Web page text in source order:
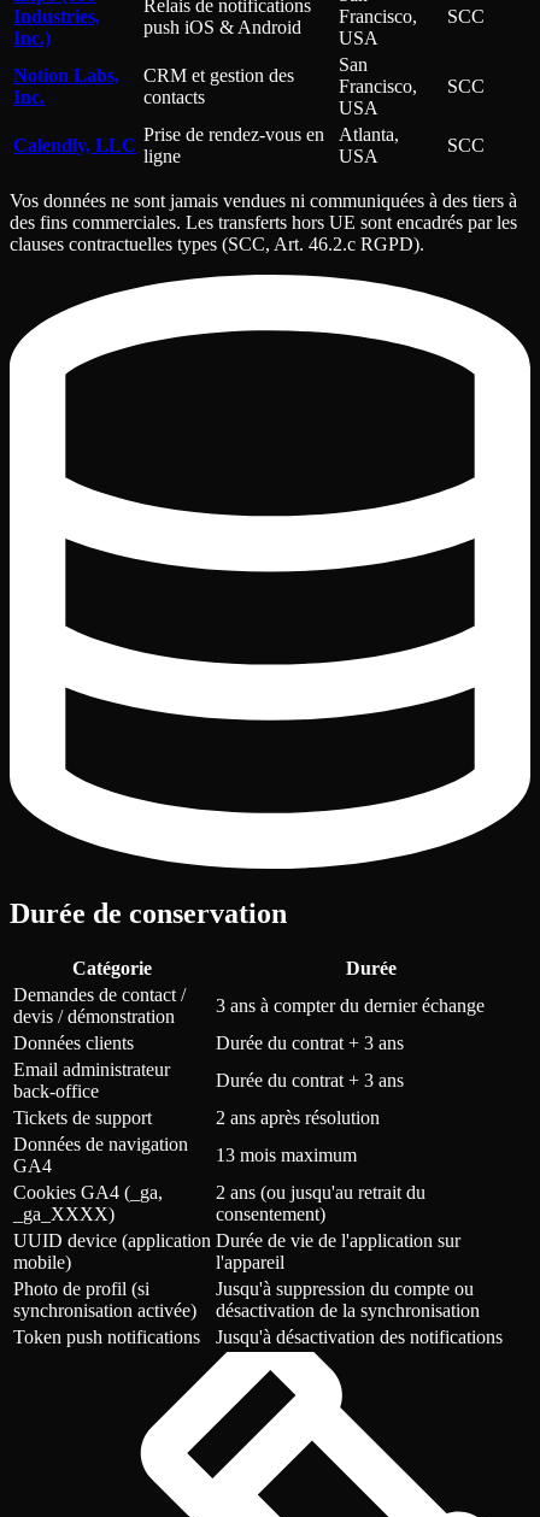
Industries,
Inc.)
Relais de notifications
push iOS & Android
Francisco,
USA
SCC
Notion Labs,
Inc.
CRM et gestion des
contacts
San
Francisco,
USA
SCC
Calendly, LLC
Prise de rendez-vous en
ligne
Atlanta,
USA
SCC
Vos données ne sont jamais vendues ni communiquées à des tiers à
des fins commerciales. Les transferts hors UE sont encadrés par les
clauses contractuelles types (SCC, Art. 46.2.c RGPD).
Durée de conservation
Catégorie
Durée
Demandes de contact /
devis / démonstration
3 ans à compter du dernier échange
Données clients
Durée du contrat + 3 ans
Email administrateur
back-office
Durée du contrat + 3 ans
Tickets de support
2 ans après résolution
Données de navigation
GA4
13 mois maximum
Cookies GA4 (_ga,
_ga_XXXX)
2 ans (ou jusqu'au retrait du
consentement)
UUID device (application
mobile)
Durée de vie de l'application sur
l'appareil
Photo de profil (si
synchronisation activée)
Jusqu'à suppression du compte ou
désactivation de la synchronisation
Token push notifications
Jusqu'à désactivation des notifications